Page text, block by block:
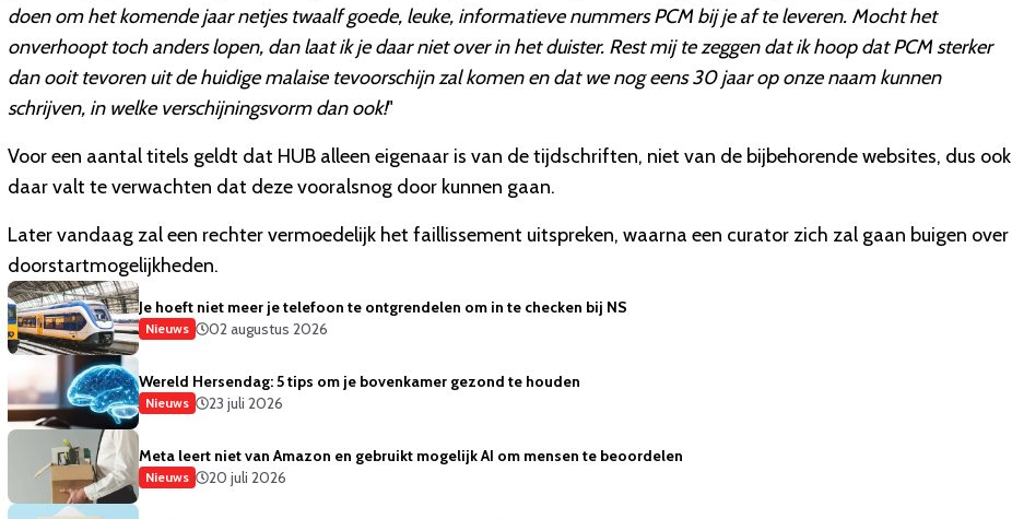
doen om het komende jaar netjes twaalf goede, leuke, informatieve nummers PCM bij je af te leveren. Mocht het
onverhoopt toch anders lopen, dan laat ik je daar niet over in het duister. Rest mij te zeggen dat ik hoop dat PCM sterker
dan ooit tevoren uit de huidige malaise tevoorschijn zal komen en dat we nog eens 30 jaar op onze naam kunnen
schrijven, in welke verschijningsvorm dan ook!"
Voor een aantal titels geldt dat HUB alleen eigenaar is van de tijdschriften, niet van de bijbehorende websites, dus ook
daar valt te verwachten dat deze vooralsnog door kunnen gaan.
Later vandaag zal een rechter vermoedelijk het faillissement uitspreken, waarna een curator zich zal gaan buigen over
doorstartmogelijkheden.
Je hoeft niet meer je telefoon te ontgrendelen om in te checken bij NS
Nieuws 02 augustus 2026
Wereld Hersendag: 5 tips om je bovenkamer gezond te houden
Nieuws 23 juli 2026
Meta leert niet van Amazon en gebruikt mogelijk AI om mensen te beoordelen
Nieuws 20 juli 2026